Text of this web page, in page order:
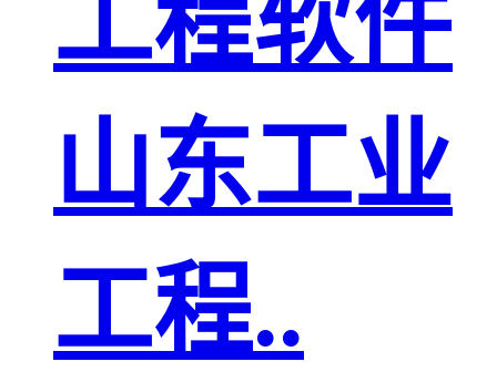
工程软件
山东工业
工程..